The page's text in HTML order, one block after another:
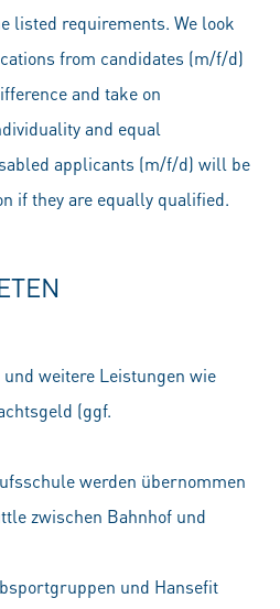
listed requirements. We look
from candidates (m/f/d)
and take on
and equal
applicants (m/f/d) will be
if they are equally qualified.
weitere Leistungen wie
(ggf.
werden übernommen
zwischen Bahnhof und
und Hansefit